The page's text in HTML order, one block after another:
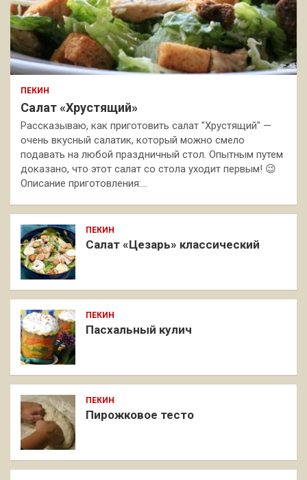
ПЕКИН
Салат «Хрустящий»
Рассказываю, как приготовить салат "Хрустящий" —
очень вкусный салатик, который можно смело
подавать на любой праздничный стол. Опытным путем
доказано, что этот салат со стола уходит первым! 😉
Описание приготовления:…
ПЕКИН
Салат «Цезарь» классический
ПЕКИН
Пасхальный кулич
ПЕКИН
Пирожковое тесто